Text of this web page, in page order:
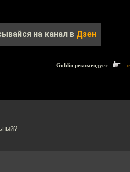
на канал в Дзен
Goblin рекомендует